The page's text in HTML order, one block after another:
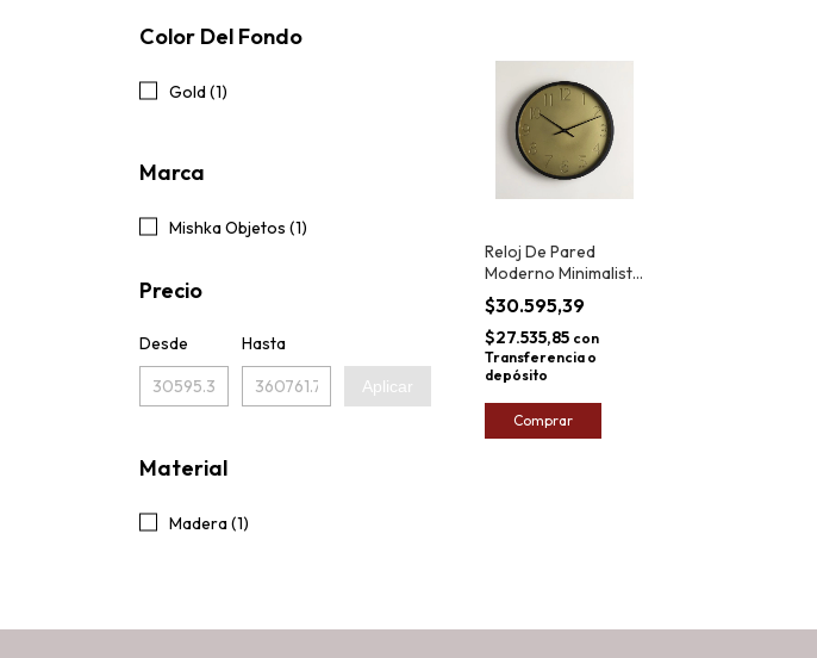
Color Del Fondo
Gold (1)
Marca
Mishka Objetos (1)
Precio
Desde Hasta
Aplicar
Material
Madera (1)
Reloj De Pared
Moderno Minimalista
Grande 30,5cm
Black & Gold
$30.595,39
$27.535,85 con
Transferencia o
depósito
Comprar